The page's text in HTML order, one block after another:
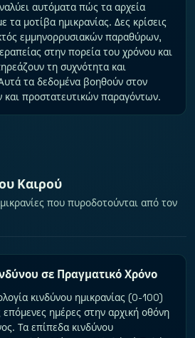
αυτόματα πώς τα αρχεία
τα μοτίβα ημικρανίας. Δες κρίσεις
εμμηνορρυσιακών παραθύρων,
στην πορεία του χρόνου και
τη συχνότητα και
τα δεδομένα βοηθούν στον
και προστατευτικών παραγόντων.
Καιρού
που πυροδοτούνται από τον
σε Πραγματικό Χρόνο
κινδύνου ημικρανίας (0-100)
επόμενες ημέρες στην αρχική οθόνη
Τα επίπεδα κινδύνου